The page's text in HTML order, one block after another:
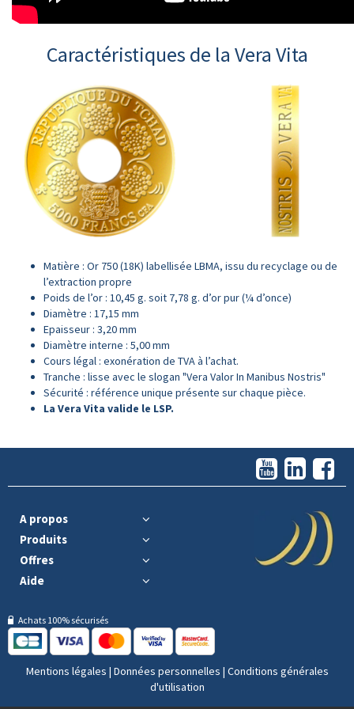
Caractéristiques de la Vera Vita
Matière : Or 750 (18K) labellisée LBMA, issu du recyclage ou de
l’extraction propre
Poids de l’or : 10,45 g. soit 7,78 g. d’or pur (¼ d’once)
Diamètre : 17,15 mm
Epaisseur : 3,20 mm
Diamètre interne : 5,00 mm
Cours légal : exonération de TVA à l’achat.
Tranche : lisse avec le slogan "Vera Valor In Manibus Nostris"
Sécurité : référence unique présente sur chaque pièce.
La Vera Vita valide le LSP.
A propos
Produits
Offres
Aide
Achats 100% sécurisés
Mentions légales | Données personnelles | Conditions générales
d'utilisation